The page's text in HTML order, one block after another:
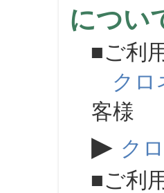
につ
■ご利
クロ
客様
▶ ク
■ご利